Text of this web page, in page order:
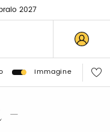
2027
Immagine
-